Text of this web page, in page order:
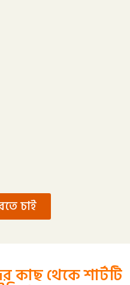
চাই
কাছ থেকে শার্টটি